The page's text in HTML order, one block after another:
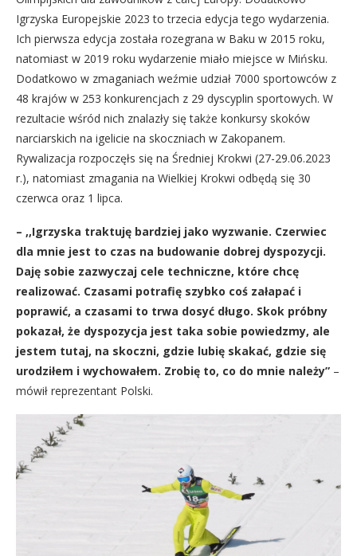
Igrzyska Europejskie 2023 to trzecia edycja tego wydarzenia.
Ich pierwsza edycja została rozegrana w Baku w 2015 roku,
natomiast w 2019 roku wydarzenie miało miejsce w Mińsku.
Dodatkowo w zmaganiach weźmie udział 7000 sportowców z
48 krajów w 253 konkurencjach z 29 dyscyplin sportowych. W
rezultacie wśród nich znalazły się także konkursy skoków
narciarskich na igelicie na skoczniach w Zakopanem.
Rywalizacja rozpoczęłs się na Średniej Krokwi (27-29.06.2023
r.), natomiast zmagania na Wielkiej Krokwi odbędą się 30
czerwca oraz 1 lipca.
– ,,Igrzyska traktuję bardziej jako wyzwanie. Czerwiec
dla mnie jest to czas na budowanie dobrej dyspozycji.
Daję sobie zazwyczaj cele techniczne, które chcę
realizować. Czasami potrafię szybko coś załapać i
poprawić, a czasami to trwa dosyć długo. Skok próbny
pokazał, że dyspozycja jest taka sobie powiedzmy, ale
jestem tutaj, na skoczni, gdzie lubię skakać, gdzie się
urodziłem i wychowałem. Zrobię to, co do mnie należy” –
mówił reprezentant Polski.